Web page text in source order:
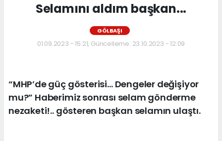
Selamını aldım başkan...
GÖLBAŞI
01.09.2023 - 15:21, Güncelleme: 23.10.2023 - 12:09
“MHP’de güç gösterisi… Dengeler değişiyor
mu?” Haberimiz sonrası selam gönderme
nezaketi!.. gösteren başkan selamın ulaştı.